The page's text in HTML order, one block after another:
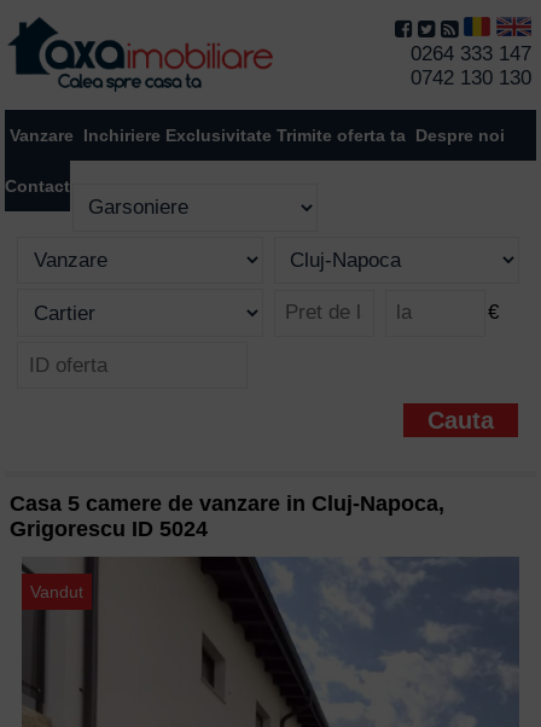
0264 333 147
0742 130 130
Vanzare Inchiriere Exclusivitate Trimite oferta ta Despre noi
Contact
€
Casa 5 camere de vanzare in Cluj-Napoca,
Grigorescu ID 5024
Vandut